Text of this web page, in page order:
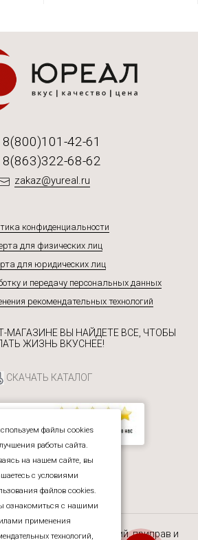
Екатерина
Здравствуйте! Готова помочь
вам. Напишите мне, если у
вас появятся вопросы.
8(800)101-42-61
8(863)322-68-62
zakaz@yureal.ru
конфиденциальности
для физических лиц
для юридических лиц
и передачу персональных данных
рекомендательных технологий
МАГАЗИНЕ ВЫ НАЙДЕТЕ ВСЕ, ЧТОБЫ
ЖИЗНЬ ВКУСНЕЕ!
СКАЧАТЬ КАТАЛОГ
интернет-магазин специй, приправ и
файлы cookies
работы сайта.
на нашем сайте, вы
с условиями
файлов cookies.
ознакомиться с нашими
применения
технологий,